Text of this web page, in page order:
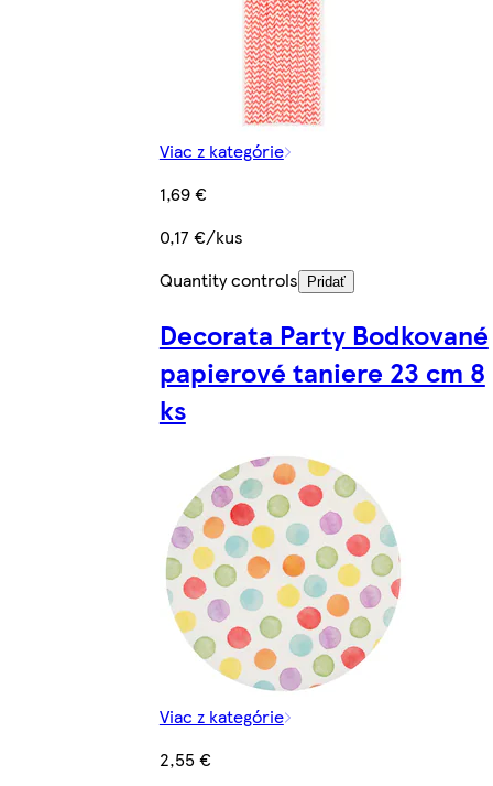
Viac z kategórie
1,69 €
0,17 €/kus
Quantity controls
Pridať
Decorata Party Bodkované
papierové taniere 23 cm 8
ks
Viac z kategórie
2,55 €